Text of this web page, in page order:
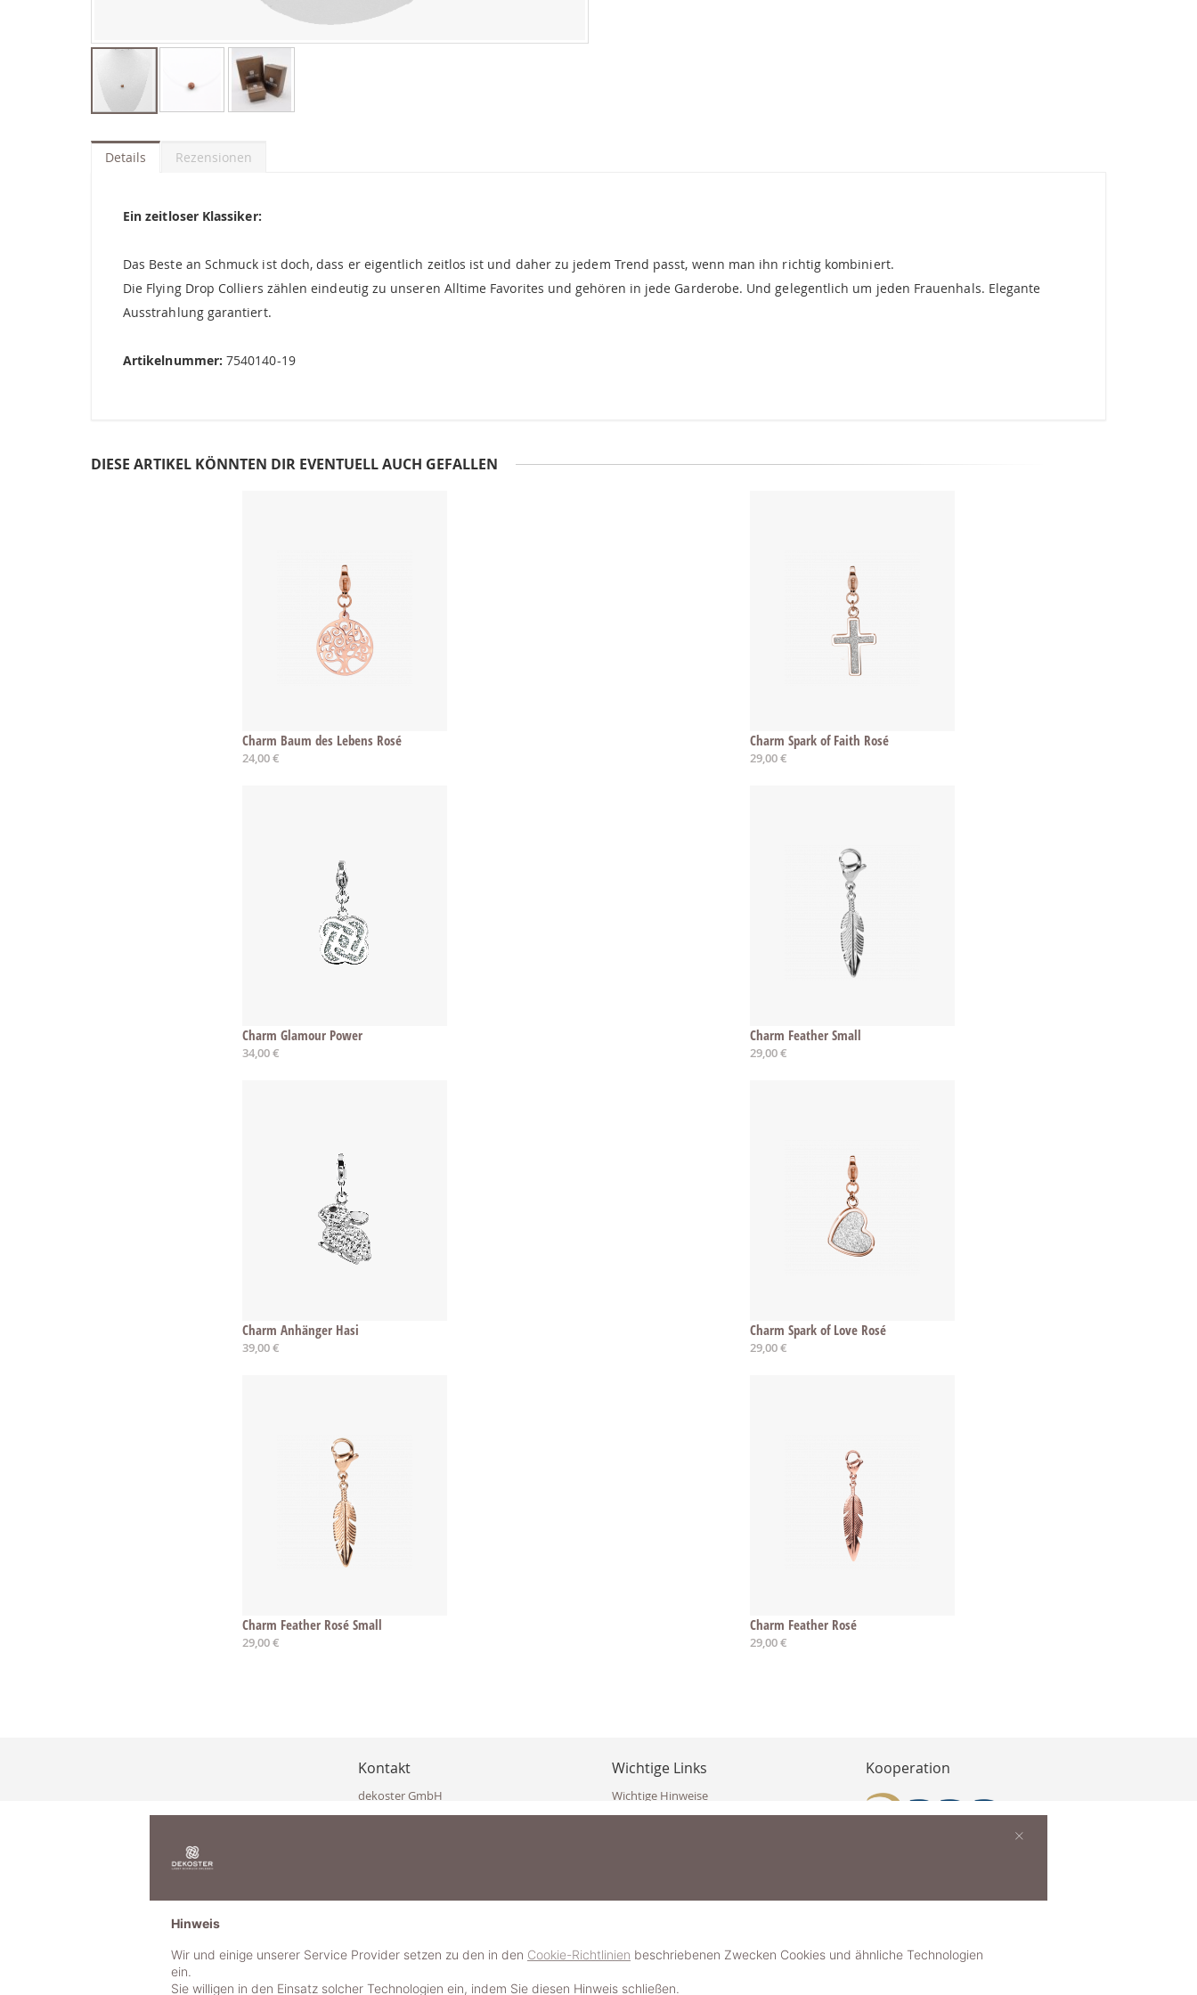
Anfang
derDetails
Ein zeitloser Klassiker:
Das Beste an Schmuck ist doch, dass er eigentlich zeitlos ist und daher zu jedem Trend passt, wenn man ihn richtig kombiniert.
Die Flying Drop Colliers zählen eindeutig zu unseren Alltime Favorites und gehören in jede Garderobe. Und gelegentlich um jeden Frauenhals. Elegante
Ausstrahlung garantiert.
Artikelnummer: 7540140-19
Rezensionen
DIESE ARTIKEL KÖNNTEN DIR EVENTUELL AUCH GEFALLEN
Charm Baum des Lebens Rosé
24,00 €
Charm Spark of Faith Rosé
29,00 €
Charm Glamour Power
34,00 €
Charm Feather Small
29,00 €
Charm Anhänger Hasi
39,00 €
Charm Spark of Love Rosé
29,00 €
Charm Feather Rosé Small
29,00 €
Charm Feather Rosé
29,00 €
Kontakt
dekoster GmbH
Eisenkappler Str. 10
+43 677 623 47 410 (WhatsApp)
Wichtige Links
Wichtige Hinweise
Häufig gestellte Fragen (FAQ)
Schmuckerlebnis / Schmuckparty buchen
Schmuck- & Styleguide werden
Kooperation
Hinweis
Wir und einige unserer Service Provider setzen zu den in den Cookie-Richtlinien beschriebenen Zwecken Cookies und ähnliche Technologien
ein.
Sie willigen in den Einsatz solcher Technologien ein, indem Sie diesen Hinweis schließen.
×